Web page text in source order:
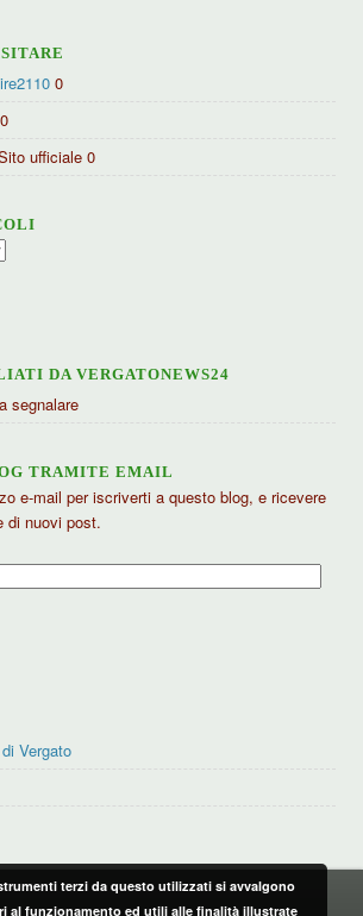
0
0
ufficiale 0
DA VERGATONEWS24
segnalare
TRAMITE EMAIL
e-mail per iscriverti a questo blog, e ricevere
di nuovi post.
Vergato
terzi da questo utilizzati si avvalgono
al funzionamento ed utili alle finalità illustrate